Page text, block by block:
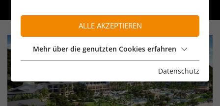
ALLE AKZEPTIEREN
Mehr über die genutzten Cookies erfahren
Datenschutz